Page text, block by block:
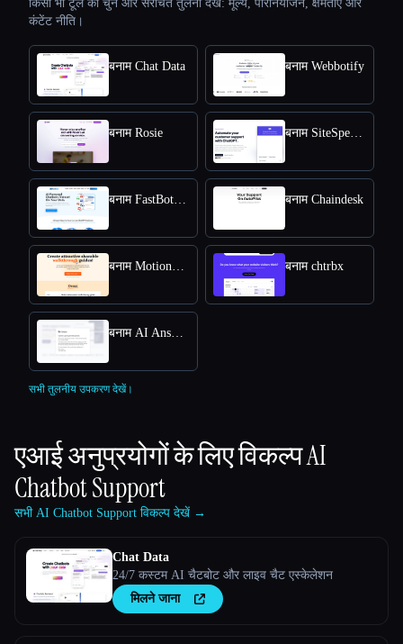
किसी भी टूल को चुनें और संरचित तुलना देखें: मूल्य, परिनियोजन, क्षमताएँ और
कंटेंट नीति।
बनाम Chat Data बनाम Webbotify
बनाम Rosie बनाम SiteSpeakAI
बनाम FastBots.ai बनाम Chaindesk
बनाम MotionShot बनाम chtrbx
बनाम AI Answers by Cohere
सभी तुलनीय उपकरण देखें।
एआई अनुप्रयोगों के लिए विकल्पAI
Chatbot Support
सभी AI Chatbot Support विकल्प देखें →
Chat Data
24/7 कस्टम AI चैटबोट और लाइव चैट एस्केलेशन
मिलने जाना